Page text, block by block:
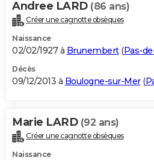
Andree LARD (86 ans)
Créer une cagnotte obsèques
Naissance
02/02/1927 à Brunembert(Pas-
Décès
09/12/2013 à Boulogne-sur-Mer(
Marie LARD (92 ans)
Créer une cagnotte obsèques
Naissance